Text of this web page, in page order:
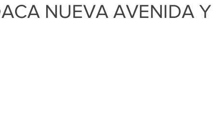
NUEVA AVENIDA Y